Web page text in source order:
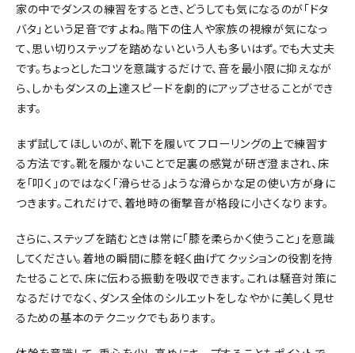
家の中でダンスの練習をするとき、どうしても気になるのが「ドタ
バタ」という足音ですよね。階下の住人や家族の視線が気になっ
て、思い切りステップを踏めないという人も多いはず。でも大丈夫
です。ちょっとしたコツを意識するだけで、音を最小限に抑えなが
ら、しかもダンスの上達スピードを劇的にアップさせることができ
ます。
まず試してほしいのが、靴下を履いてフローリングの上で練習す
る方法です。靴を履かないことで足裏の感覚が研ぎ澄まされ、床
を「叩く」のではなく「滑らせる」ような滑らかな足の使い方が身に
つきます。これだけで、着地時の衝撃音が格段に小さくなります。
さらに、ステップを踏むときは常に「膝を柔らかく使うこと」を意識
してください。着地の瞬間に膝を軽く曲げてクッションの役割を持
たせることで、床に伝わる振動を吸収できます。これは騒音対策に
なるだけでなく、ダンス全体のシルエットをしなやかに美しく見せ
るための基本のテクニックでもあります。